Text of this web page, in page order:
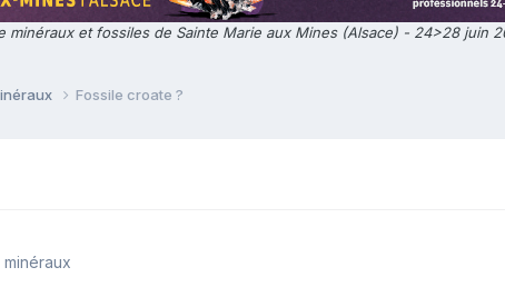
minéraux et fossiles de Sainte Marie aux Mines (Alsace) - 24>28 juin
Fossile croate ?